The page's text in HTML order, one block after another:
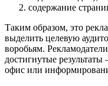
содержание
Таким образом, это
выделить целевую
воробьям.
достигнутые
офис или